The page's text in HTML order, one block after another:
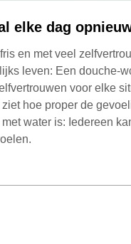
elke dag
en met veel
leven: Een douche-
voor elke
hoe proper de
water is: Iedereen